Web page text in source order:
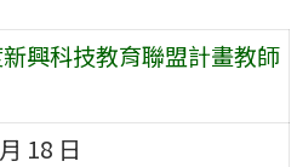
興科技教育聯盟計畫教師
18 日